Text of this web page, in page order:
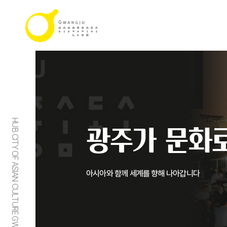
HUB CITY OF ASIAN CULTURE GWANGJU 광주가 문화
아시아와 함께 세계를 향해 나아갑니다